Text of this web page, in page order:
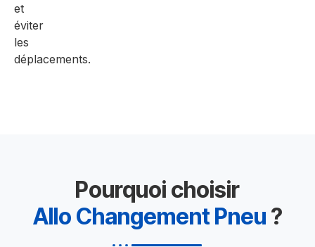
et
éviter
les
déplacements.
Pourquoi choisir
Allo Changement Pneu ?